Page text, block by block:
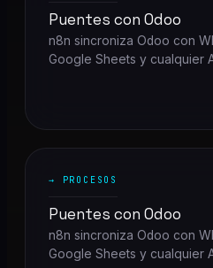
Puentes con Odoo
n8n sincroniza Odoo con
Google Sheets y cualquier
→ PROCESOS
Puentes con Odoo
n8n sincroniza Odoo con
Google Sheets y cualquier